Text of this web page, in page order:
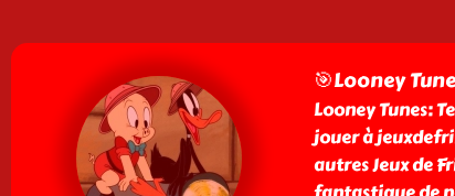
🎯Looney
Looney Tunes:
jouer à
autres Jeux de